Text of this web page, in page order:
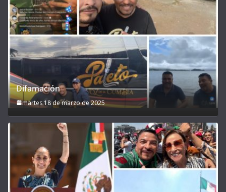
Difamación
martes 18 de marzo de 2025